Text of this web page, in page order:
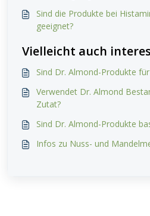
Sind die Produkte bei
geeignet?
Vielleicht auch
Sind Dr. Almond-Produkte
Verwendet Dr. Almond
Zutat?
Sind Dr. Almond-Produkte
Infos zu Nuss- und